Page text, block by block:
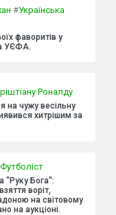
#Українська
фаворитів у
УЄФА.
Роналду
на чужу весільну
хитрішим за
Футболіст
"Руку Бога":
воріт,
на світовому
на аукціоні.